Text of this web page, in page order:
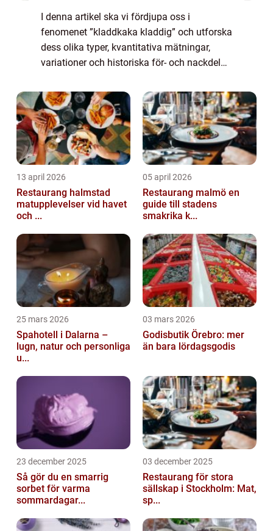
I denna artikel ska vi fördjupa oss i
fenomenet ”kladdkaka kladdig” och utforska
dess olika typer, kvantitativa mätningar,
variationer och historiska för- och nackdelar.
av denna läckerhet och ge ...
13 april 2026
Restaurang halmstad
matupplevelser vid havet
och ...
05 april 2026
Restaurang malmö en
guide till stadens
smakrika k...
25 mars 2026
Spahotell i Dalarna –
lugn, natur och personliga
u...
03 mars 2026
Godisbutik Örebro: mer
än bara lördagsgodis
23 december 2025
Så gör du en smarrig
sorbet för varma
sommardagar...
03 december 2025
Restaurang för stora
sällskap i Stockholm: Mat,
sp...